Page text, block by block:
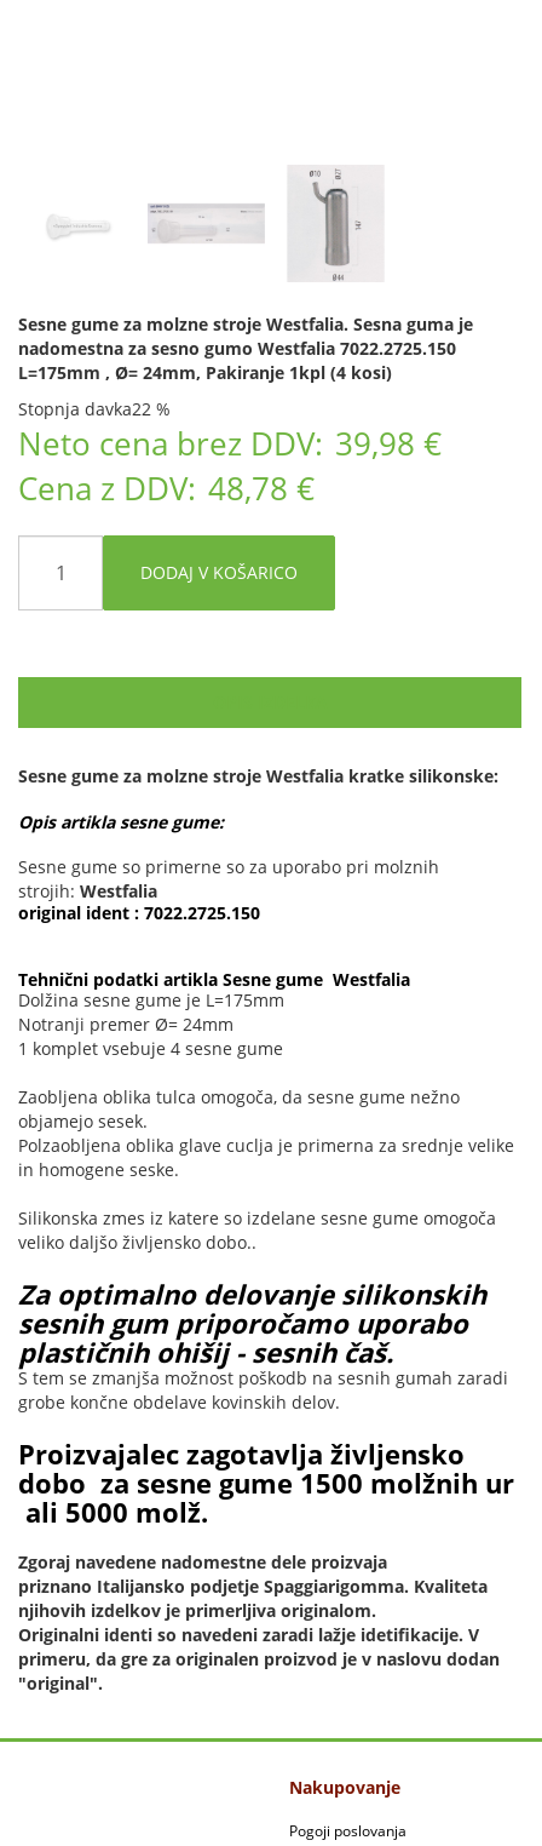
Sesne gume za molzne stroje Westfalia. Sesna guma je
nadomestna za sesno gumo Westfalia 7022.2725.150
L=175mm , Ø= 24mm, Pakiranje 1kpl (4 kosi)
Stopnja davka22 %
Neto cena brez DDV: 39,98 €
Cena z DDV: 48,78 €
DODAJ V KOŠARICO
Sesne gume za molzne stroje Westfalia kratke silikonske:
Opis artikla sesne gume:
Sesne gume so primerne so za uporabo pri molznih
strojih: Westfalia
original ident : 7022.2725.150
Tehnični podatki artikla Sesne gume Westfalia
Dolžina sesne gume je L=175mm
Notranji premer Ø= 24mm
1 komplet vsebuje 4 sesne gume
Zaobljena oblika tulca omogoča, da sesne gume nežno
objamejo sesek.
Polzaobljena oblika glave cuclja je primerna za srednje velike
in homogene seske.
Silikonska zmes iz katere so izdelane sesne gume omogoča
veliko daljšo življensko dobo..
Za optimalno delovanje silikonskih
sesnih gum priporočamo uporabo
plastičnih ohišij - sesnih čaš.
S tem se zmanjša možnost poškodb na sesnih gumah zaradi
grobe končne obdelave kovinskih delov.
Proizvajalec zagotavlja življensko
dobo za sesne gume 1500 molžnih ur
ali 5000 molž.
Zgoraj navedene nadomestne dele proizvaja
priznano Italijansko podjetje Spaggiarigomma. Kvaliteta
njihovih izdelkov je primerljiva originalom.
Originalni identi so navedeni zaradi lažje idetifikacije. V
primeru, da gre za originalen proizvod je v naslovu dodan
"original".
Nakupovanje
Pogoji poslovanja